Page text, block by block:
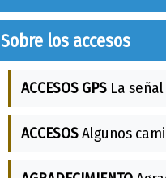
Sobre los accesos
ACCESOS GPS La
ACCESOSAlgunos